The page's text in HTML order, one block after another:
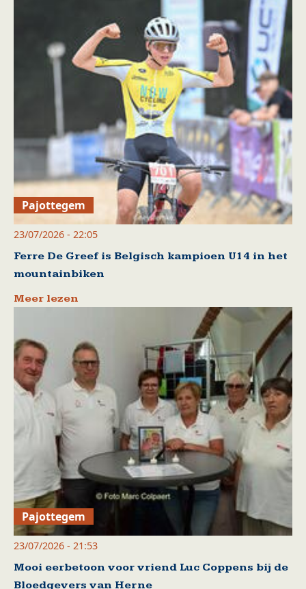
Pajottegem
23/07/2026 - 22:05
Ferre De Greef is Belgisch kampioen U14 in het
mountainbiken
Meer lezen
Pajottegem
23/07/2026 - 21:53
Mooi eerbetoon voor vriend Luc Coppens bij de
Bloedgevers van Herne